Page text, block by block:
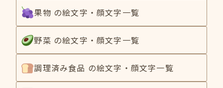
果物 の絵文字・顔文字一覧
野菜 の絵文字・顔文字一覧
調理済み食品 の絵文字・顔文字一覧